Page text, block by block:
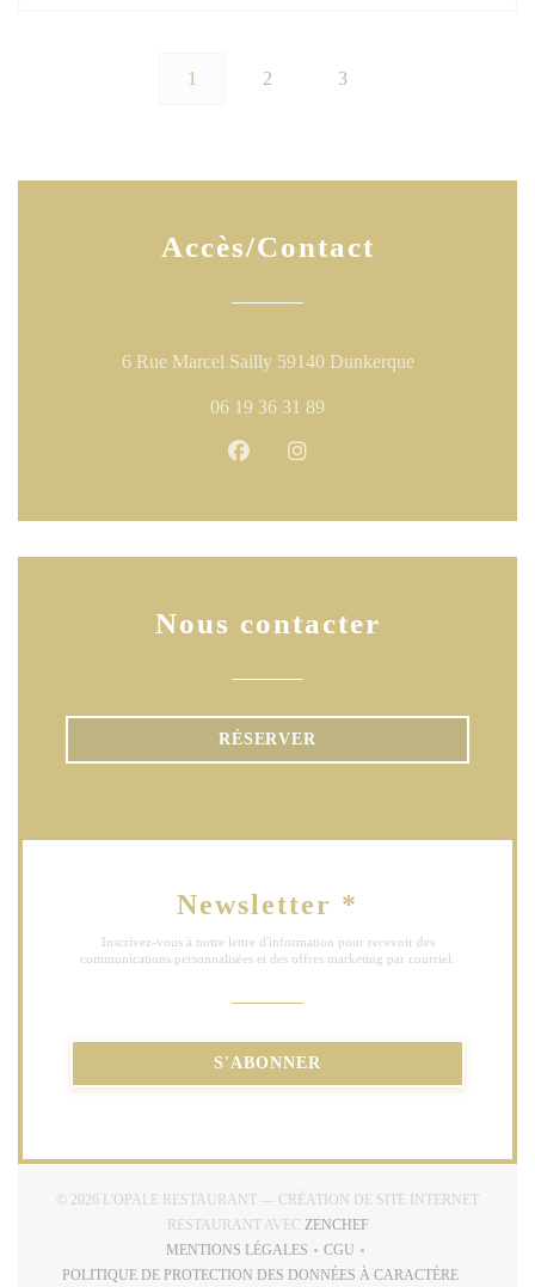
1 2 3
Accès/Contact
6 Rue Marcel Sailly 59140 Dunkerque((ouvre une
06 19 36 31 89
Facebook ((ouvre une nouvelle
Nous contacter
RÉSERVER
Newsletter *
Inscrivez-vous à notre lettre d'information pour recevoir des
communications personnalisées et des offres marketing par courriel.
S'ABONNER
© 2026 L'OPALE RESTAURANT — CRÉATION DE SITE INTERNET
RESTAURANT AVEC ZENCHEF((OUVRE UNE
MENTIONS LÉGALES
CGU
POLITIQUE DE PROTECTION DES DONNÉES À CARACTÈRE